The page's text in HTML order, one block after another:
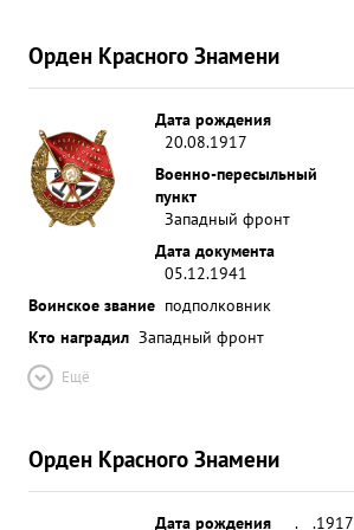
Орден Красного Знамени
Дата рождения
20.08.1917
Военно-пересыльный
пункт
Западный фронт
Дата документа
05.12.1941
Воинское звание подполковник
Кто наградил Западный фронт
Ещё
Орден Красного Знамени
Дата рождения __.__.1917